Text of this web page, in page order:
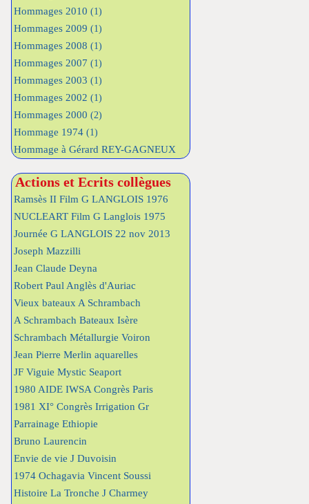
Hommages 2010 (1)
Hommages 2009 (1)
Hommages 2008 (1)
Hommages 2007 (1)
Hommages 2003 (1)
Hommages 2002 (1)
Hommages 2000 (2)
Hommage 1974 (1)
Hommage à Gérard REY-GAGNEUX
Actions et Ecrits collègues
Ramsès II Film G LANGLOIS 1976
NUCLEART Film G Langlois 1975
Journée G LANGLOIS 22 nov 2013
Joseph Mazzilli
Jean Claude Deyna
Robert Paul Anglès d'Auriac
Vieux bateaux A Schrambach
A Schrambach Bateaux Isère
Schrambach Métallurgie Voiron
Jean Pierre Merlin aquarelles
JF Viguie Mystic Seaport
1980 AIDE IWSA Congrès Paris
1981 XI° Congrès Irrigation Gr
Parrainage Ethiopie
Bruno Laurencin
Envie de vie J Duvoisin
1974 Ochagavia Vincent Soussi
Histoire La Tronche J Charmey